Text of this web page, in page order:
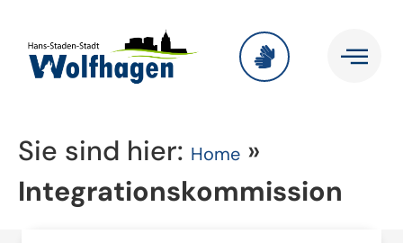
Sie sind hier: Home »
Integrations­kommission